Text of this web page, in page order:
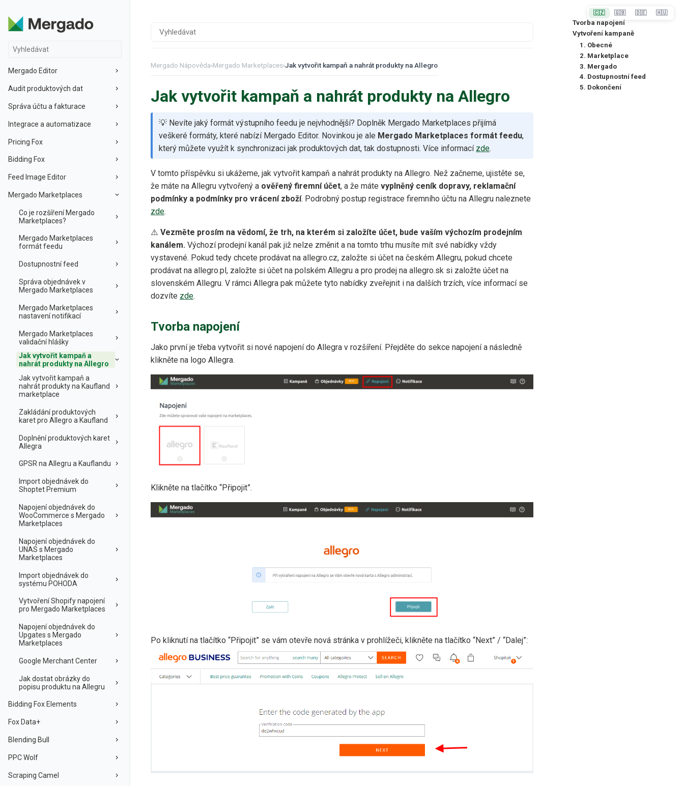
Mergado Editor
Audit produktových dat
Správa účtu a fakturace
Integrace a automatizace
Pricing Fox
Bidding Fox
Feed Image Editor
Mergado Marketplaces
Co je rozšíření Mergado
Marketplaces?
Mergado Marketplaces
formát feedu
Dostupnostní feed
Správa objednávek v
Mergado Marketplaces
Mergado Marketplaces
nastavení notifikací
Mergado Marketplaces
validační hlášky
Jak vytvořit kampaň a
nahrát produkty na Allegro
Jak vytvořit kampaň a
nahrát produkty na Kaufland
marketplace
Zakládání produktových
karet pro Allegro a Kaufland
Doplnění produktových karet
Allegra
GPSR na Allegru a Kauflandu
Import objednávek do
Shoptet Premium
Napojení objednávek do
WooCommerce s Mergado
Marketplaces
Napojení objednávek do
UNAS s Mergado
Marketplaces
Import objednávek do
systému POHODA
Vytvoření Shopify napojení
pro Mergado Marketplaces
Napojení objednávek do
Upgates s Mergado
Marketplaces
Google Merchant Center
Jak dostat obrázky do
popisu produktu na Allegru
Bidding Fox Elements
Fox Data+
Blending Bull
PPC Wolf
Scraping Camel
Mergado Nápověda›Mergado Marketplaces›Jak vytvořit kampaň a nahrát produkty na Allegro
Jak vytvořit kampaň a nahrát produkty na Allegro
💡 Nevíte jaký formát výstupního feedu je nejvhodnější? Doplněk Mergado Marketplaces přijímá
veškeré formáty, které nabízí Mergado Editor. Novinkou je ale Mergado Marketplaces formát feedu,
který můžete využít k synchronizaci jak produktových dat, tak dostupnosti. Více informací zde.
V tomto příspěvku si ukážeme, jak vytvořit kampaň a nahrát produkty na Allegro. Než začneme, ujistěte se,
že máte na Allegru vytvořený a ověřený firemní účet, a že máte vyplněný ceník dopravy, reklamační
podmínky a podmínky pro vrácení zboží. Podrobný postup registrace firemního účtu na Allegru naleznete
zde.
⚠️ Vezměte prosím na vědomí, že trh, na kterém si založíte účet, bude vaším výchozím prodejním
kanálem. Výchozí prodejní kanál pak již nelze změnit a na tomto trhu musíte mít své nabídky vždy
vystavené. Pokud tedy chcete prodávat na allegro.cz, založte si účet na českém Allegru, pokud chcete
prodávat na allegro.pl, založte si účet na polském Allegru a pro prodej na allegro.sk si založte účet na
slovenském Allegru. V rámci Allegra pak můžete tyto nabídky zveřejnit i na dalších trzích, více informací se
dozvíte zde.
Tvorba napojení
Jako první je třeba vytvořit si nové napojení do Allegra v rozšíření. Přejděte do sekce napojení a následně
klikněte na logo Allegra.
Klikněte na tlačítko “Připojit”.
Po kliknutí na tlačítko “Připojit” se vám otevře nová stránka v prohlížeči, klikněte na tlačítko “Next” / “Dalej”:
Tvorba napojení
Vytvoření kampaně
1. Obecné
2. Marketplace
3. Mergado
4. Dostupnostní feed
5. Dokončení
🇨🇿 🇬🇧 🇩🇪 🇭🇺